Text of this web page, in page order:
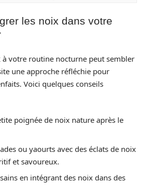
les noix dans votre
votre routine nocturne peut sembler
une approche réfléchie pour
Voici quelques conseils
poignée de noix nature après le
ou yaourts avec des éclats de noix
et savoureux.
en intégrant des noix dans des